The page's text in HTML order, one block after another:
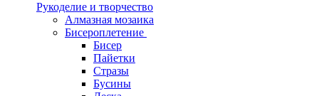
Рукоделие и творчество
Алмазная мозаика
Бисероплетение
Бисер
Пайетки
Стразы
Бусины